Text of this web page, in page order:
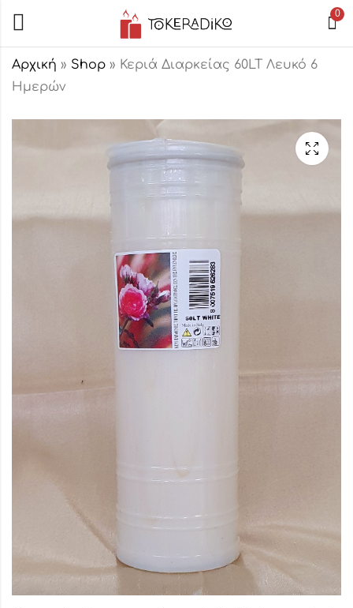
0
Αρχική » Shop » Κεριά Διαρκείας 60LT Λευκό 6
Ημερών
Κεριά Διαρκείας
Τ80 Λευκό 7
Ημερών
3,50€
Κεριά Διαρκείας
60/8 Λευκό 5
Ημερών
2,70